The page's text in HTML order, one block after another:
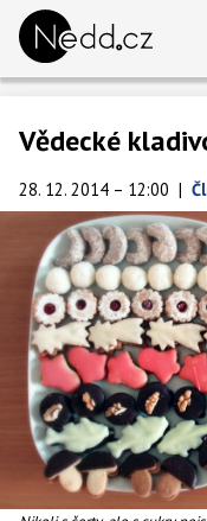
Vědecké
28. 12. 2014 – 12:00 |